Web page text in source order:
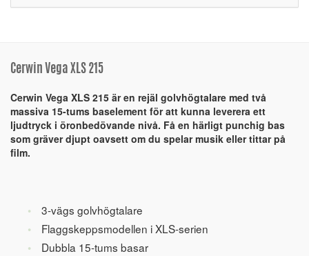
Cerwin Vega XLS 215
Cerwin Vega XLS 215 är en rejäl golvhögtalare med två
massiva 15-tums baselement för att kunna leverera ett
ljudtryck i öronbedövande nivå. Få en härligt punchig bas
som gräver djupt oavsett om du spelar musik eller tittar på
film.
3-vägs golvhögtalare
Flaggskeppsmodellen i XLS-serien
Dubbla 15-tums basar